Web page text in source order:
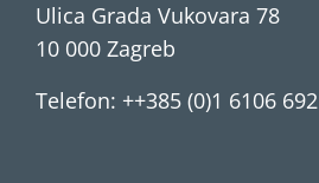
Ulica Grada Vukovara 78
10 000 Zagreb
Telefon: ++385 (0)1 6106 692